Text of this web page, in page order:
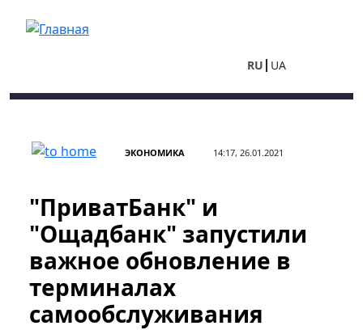
RU UA
ЭКОНОМИКА 14:17, 26.01.2021
"ПриватБанк" и
"Ощадбанк" запустили
важное обновление в
терминалах
самообслуживания